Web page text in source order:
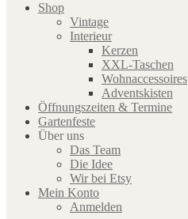
Shop
Vintage
Interieur
Kerzen
XXL-Taschen
Wohnaccessoires
Adventskisten
Öffnungszeiten & Termine
Gartenfeste
Über uns
Das Team
Die Idee
Wir bei Etsy
Mein Konto
Anmelden